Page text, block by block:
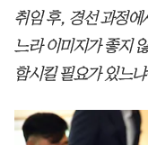
취임 후, 경선 과정에
느라 이미지가 좋지
함시킬 필요가 있느